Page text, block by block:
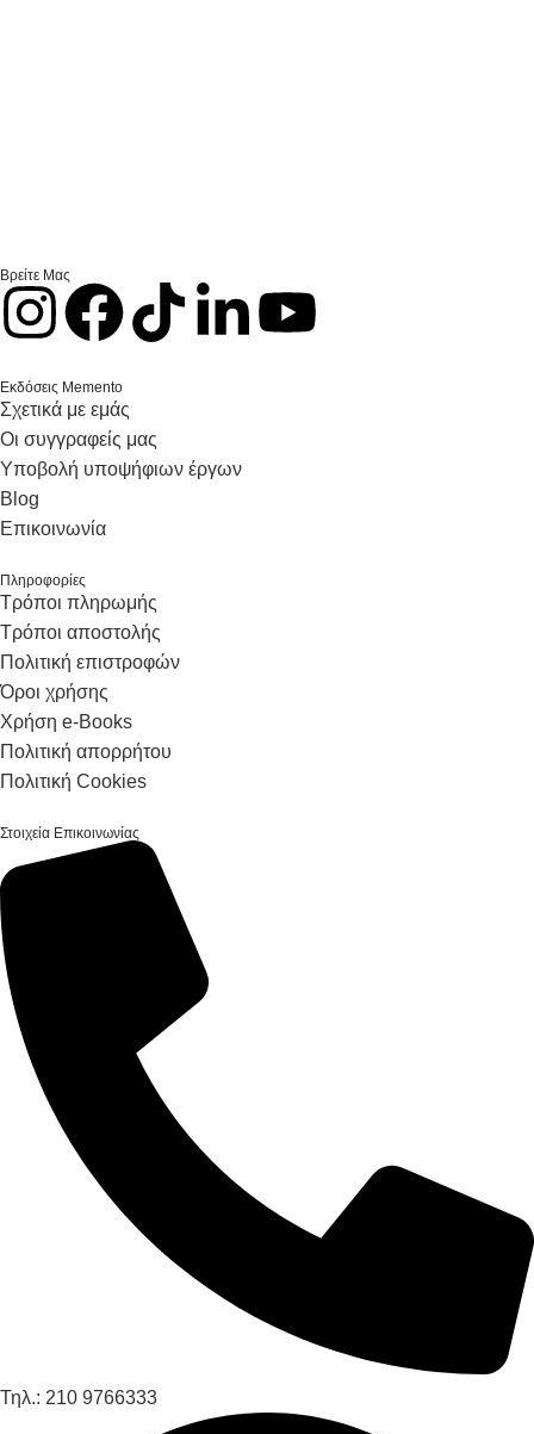
Βρείτε Μας
Εκδόσεις Memento
Σχετικά με εμάς
Οι συγγραφείς μας
Υποβολή υποψήφιων έργων
Blog
Επικοινωνία
Πληροφορίες
Τρόποι πληρωμής
Τρόποι αποστολής
Πολιτική επιστροφών
Όροι χρήσης
Χρήση e-Books
Πολιτική απορρήτου
Πολιτική Cookies
Στοιχεία Επικοινωνίας
Τηλ.: 210 9766333